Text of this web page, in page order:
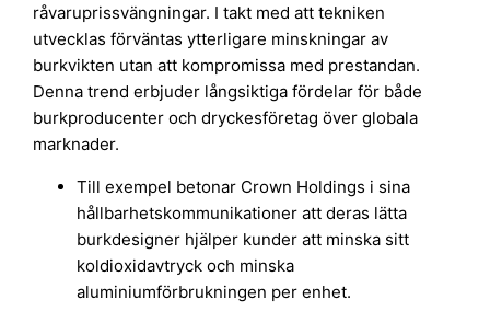
råvaruprissvängningar. I takt med att tekniken
utvecklas förväntas ytterligare minskningar av
burkvikten utan att kompromissa med prestandan.
Denna trend erbjuder långsiktiga fördelar för både
burkproducenter och dryckesföretag över globala
marknader.
Till exempel betonar Crown Holdings i sina
hållbarhetskommunikationer att deras lätta
burkdesigner hjälper kunder att minska sitt
koldioxidavtryck och minska
aluminiumförbrukningen per enhet.